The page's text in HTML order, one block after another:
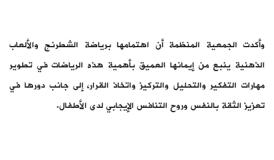
وأكدت الجمعية المنظمة أن اهتمامها برياضة الشطرنج والألعاب
الذهنية ينبع من إيمانها العميق بأهمية هذه الرياضات في تطوير
مهارات التفكير والتحليل والتركيز واتخاذ القرار، إلى جانب دورها في
تعزيز الثقة بالنفس وروح التنافس الإيجابي لدى الأطفال.